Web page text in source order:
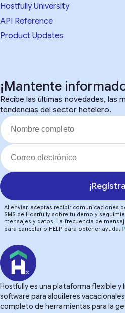
Hostfully University
API Reference
Product Updates
¡Mantente
Recibe las últimas novedades, las
tendencias del sector hotelero.
Al enviar, aceptas recibir comunicaciones
SMS de Hostfully sobre tu demo y
mensajes y datos. La frecuencia de
para cancelar o HELP para obtener ayuda.
Hostfully es una plataforma flexible y
software para alquileres
completo de herramientas para la